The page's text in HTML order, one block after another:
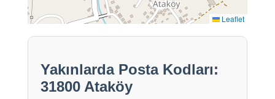
Leaflet
Yakınlarda Posta Kodları:
31800 Ataköy